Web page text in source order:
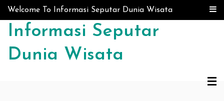
Skip to content
Welcome To Informasi Seputar Dunia Wisata
Informasi Seputar
Dunia Wisata